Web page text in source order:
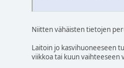
Niitten vähäisten tietojen
Laitoin jo kasvihuoneeseen
viikkoa tai kuun vaihteeseen